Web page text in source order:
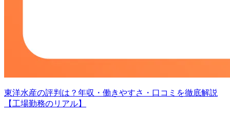
東洋水産の評判は？年収・働きやすさ・口コミを徹底解説
【工場勤務のリアル】